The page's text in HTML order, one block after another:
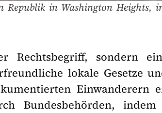
Republik in Washington Heights,
Rechtsbegriff, sondern
lokale Gesetze
Einwanderern
Bundesbehörden,